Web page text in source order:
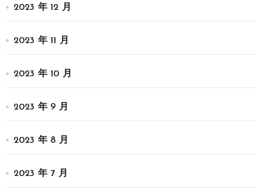
2023 年 12 月
2023 年 11 月
2023 年 10 月
2023 年 9 月
2023 年 8 月
2023 年 7 月